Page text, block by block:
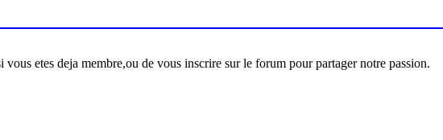
etes deja membre,ou de vous inscrire sur le forum pour partager notre passion.